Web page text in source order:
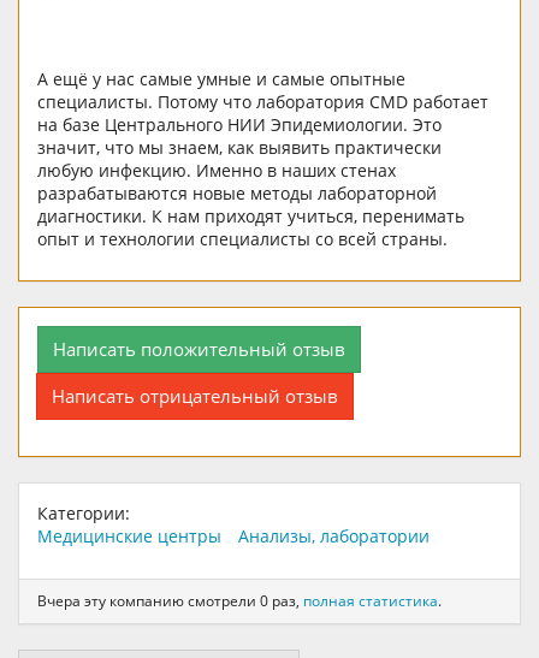
А ещё у нас самые умные и самые опытные
специалисты. Потому что лаборатория CMD работает
на базе Центрального НИИ Эпидемиологии. Это
значит, что мы знаем, как выявить практически
любую инфекцию. Именно в наших стенах
разрабатываются новые методы лабораторной
диагностики. К нам приходят учиться, перенимать
опыт и технологии специалисты со всей страны.
Написать положительный отзыв
Написать отрицательный отзыв
Категории:
Медицинские центры
Анализы, лаборатории
Вчера эту компанию смотрели 0 раз, полная статистика.